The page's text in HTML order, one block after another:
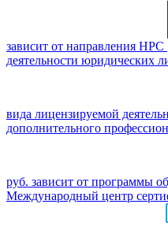
зависит от направления НРС
деятельности юридических
вида лицензируемой
дополнительного
руб. зависит от программы
Международный центр